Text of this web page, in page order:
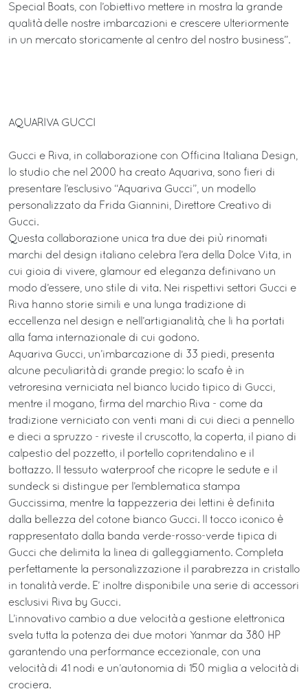
Special Boats, con l’obiettivo mettere in mostra la grande
qualità delle nostre imbarcazioni e crescere ulteriormente
in un mercato storicamente al centro del nostro business”.
AQUARIVA GUCCI
Gucci e Riva, in collaborazione con Officina Italiana Design,
lo studio che nel 2000 ha creato Aquariva, sono fieri di
presentare l’esclusivo “Aquariva Gucci”, un modello
personalizzato da Frida Giannini, Direttore Creativo di
Gucci.
Questa collaborazione unica tra due dei più rinomati
marchi del design italiano celebra l’era della Dolce Vita, in
cui gioia di vivere, glamour ed eleganza definivano un
modo d’essere, uno stile di vita. Nei rispettivi settori Gucci e
Riva hanno storie simili e una lunga tradizione di
eccellenza nel design e nell’artigianalità, che li ha portati
alla fama internazionale di cui godono.
Aquariva Gucci, un’imbarcazione di 33 piedi, presenta
alcune peculiarità di grande pregio: lo scafo è in
vetroresina verniciata nel bianco lucido tipico di Gucci,
mentre il mogano, firma del marchio Riva - come da
tradizione verniciato con venti mani di cui dieci a pennello
e dieci a spruzzo - riveste il cruscotto, la coperta, il piano di
calpestio del pozzetto, il portello copritendalino e il
bottazzo. Il tessuto waterproof che ricopre le sedute e il
sundeck si distingue per l’emblematica stampa
Guccissima, mentre la tappezzeria dei lettini è definita
dalla bellezza del cotone bianco Gucci. Il tocco iconico è
rappresentato dalla banda verde-rosso-verde tipica di
Gucci che delimita la linea di galleggiamento. Completa
perfettamente la personalizzazione il parabrezza in cristallo
in tonalità verde. E’ inoltre disponibile una serie di accessori
esclusivi Riva by Gucci.
L’innovativo cambio a due velocità a gestione elettronica
svela tutta la potenza dei due motori Yanmar da 380 HP
garantendo una performance eccezionale, con una
velocità di 41 nodi e un’autonomia di 150 miglia a velocità di
crociera.